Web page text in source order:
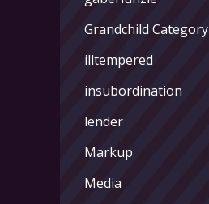
Grandchild Category
illtempered
insubordination
lender
Markup
Media